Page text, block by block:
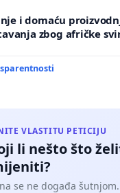
i domaću
zbog afričke
VLASTITU PETICIJU
li nešto što
se ne događa šutnjom.